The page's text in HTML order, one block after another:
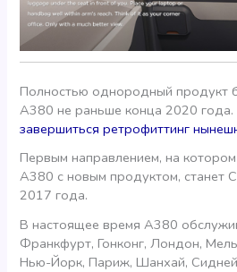
Полностью однородный продукт
А380 не раньше конца 2020 года.
завершиться ретрофиттинг
Первым направлением, на
А380 с новым продуктом, станет
2017 года.
В настоящее время А380
Франкфурт, Гонконг, Лондон,
Нью-Йорк, Париж, Шанхай,